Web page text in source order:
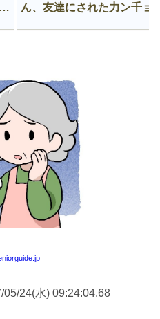
ん、友達にされた力ン千ョ
05/24(水) 09:24:04.68